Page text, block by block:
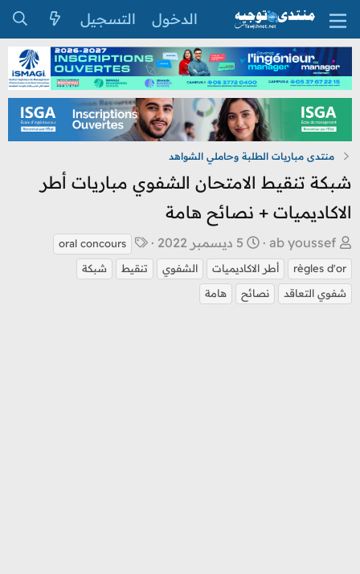
الدخول التسجيل
منتدى مباريات الطلبة وحاملي الشواهد
شبكة تنقيط الامتحان الشفوي مباريات أطر
الاكاديميات + نصائح هامة
ب
ا
د
ئ
ab youssef
ت
ا
ر
ي
5 ديسمبر 2022
ل
oral concours
règles d'or
أطر الاكاديميات الشفوي تنقيط
شبكة
شفوي التعاقد
نصائح هامة